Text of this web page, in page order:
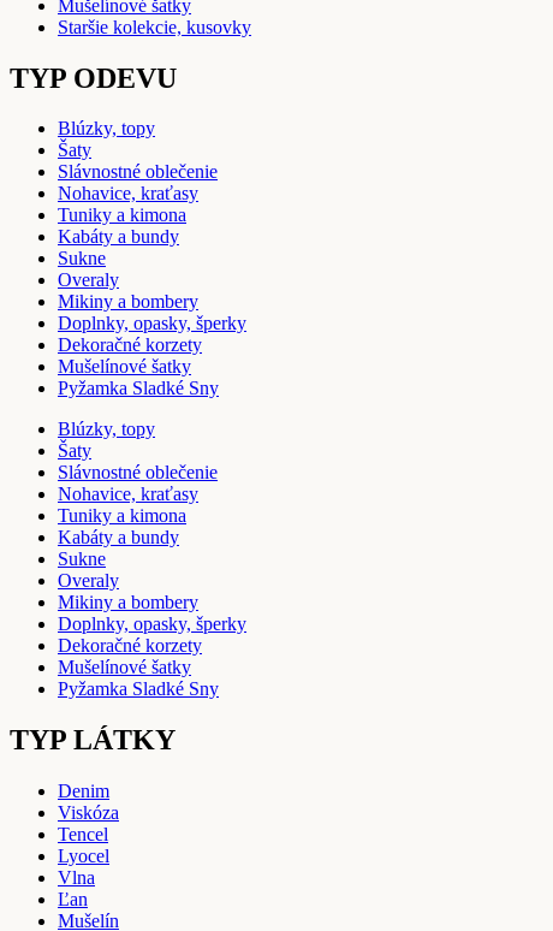
Mušelínové šatky
Staršie kolekcie, kusovky
TYP ODEVU
Blúzky, topy
Šaty
Slávnostné oblečenie
Nohavice, kraťasy
Tuniky a kimona
Kabáty a bundy
Sukne
Overaly
Mikiny a bombery
Doplnky, opasky, šperky
Dekoračné korzety
Mušelínové šatky
Pyžamka Sladké Sny
Blúzky, topy
Šaty
Slávnostné oblečenie
Nohavice, kraťasy
Tuniky a kimona
Kabáty a bundy
Sukne
Overaly
Mikiny a bombery
Doplnky, opasky, šperky
Dekoračné korzety
Mušelínové šatky
Pyžamka Sladké Sny
TYP LÁTKY
Denim
Viskóza
Tencel
Lyocel
Vlna
Ľan
Mušelín